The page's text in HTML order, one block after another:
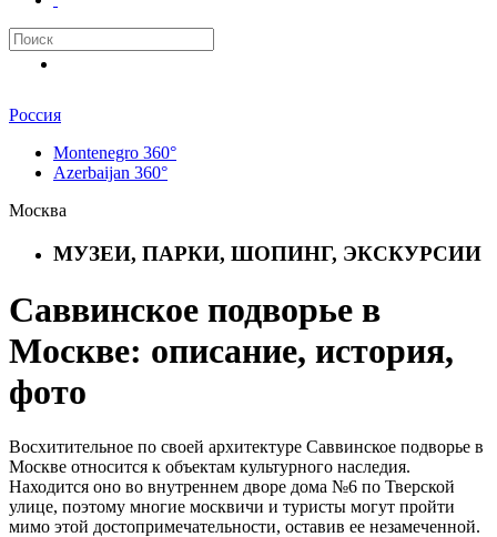
Россия
Montenegro 360°
Azerbaijan 360°
Москва
МУЗЕИ, ПАРКИ, ШОПИНГ, ЭКСКУРСИИ
Саввинское подворье в
Москве: описание, история,
фото
Восхитительное по своей архитектуре Саввинское подворье в
Москве относится к объектам культурного наследия.
Находится оно во внутреннем дворе дома №6 по Тверской
улице, поэтому многие москвичи и туристы могут пройти
мимо этой достопримечательности, оставив ее незамеченной.